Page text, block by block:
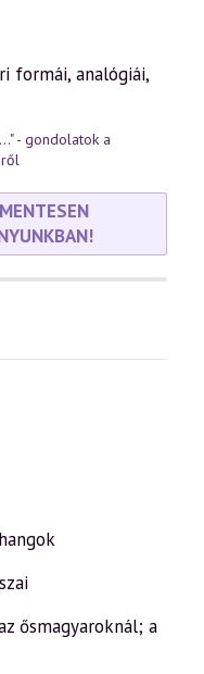
formái, analógiái,
- gondolatok a
ősmagyaroknál; a